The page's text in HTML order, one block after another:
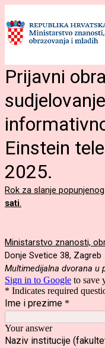
Prijavni
Einstein
2025.
Rok za slanje
sati
Ministarstvo znanosti,
Donje Svetice 38, Zagreb
Multimedijalna dvorana u
Sign in to Google to save
* Indicates required
Ime i prezime *
Your answer
Naziv institucije